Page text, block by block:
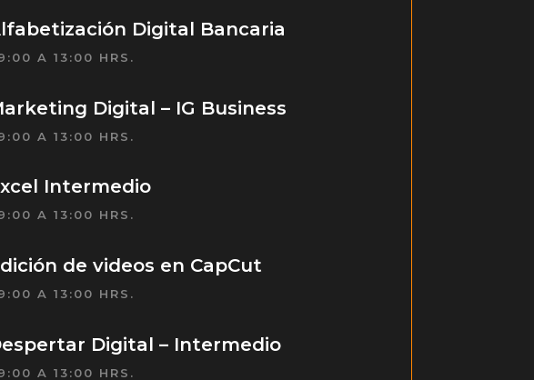
Digital Bancaria
A 13:00 HRS.
Digital – IG Business
A 13:00 HRS.
Intermedio
A 13:00 HRS.
de videos en CapCut
A 13:00 HRS.
Digital – Intermedio
A 13:00 HRS.